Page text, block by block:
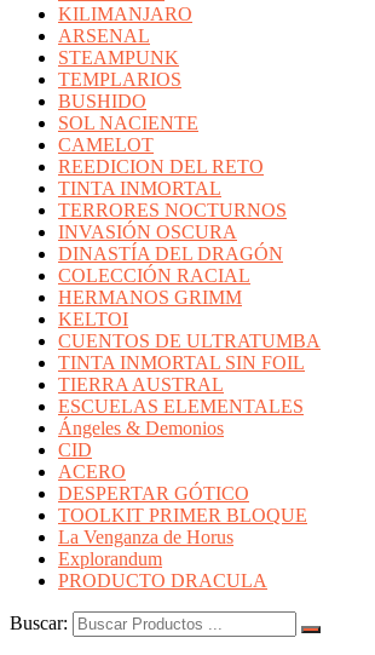
KILIMANJARO
ARSENAL
STEAMPUNK
TEMPLARIOS
BUSHIDO
SOL NACIENTE
CAMELOT
REEDICION DEL RETO
TINTA INMORTAL
TERRORES NOCTURNOS
INVASIÓN OSCURA
DINASTÍA DEL DRAGÓN
COLECCIÓN RACIAL
HERMANOS GRIMM
KELTOI
CUENTOS DE ULTRATUMBA
TINTA INMORTAL SIN FOIL
TIERRA AUSTRAL
ESCUELAS ELEMENTALES
Ángeles & Demonios
CID
ACERO
DESPERTAR GÓTICO
TOOLKIT PRIMER BLOQUE
La Venganza de Horus
Explorandum
PRODUCTO DRACULA
Buscar: